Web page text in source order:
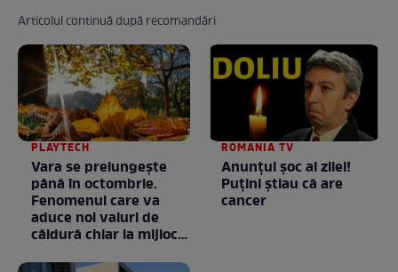
Articolul continuă după recomandări
PLAYTECH
Vara se prelungeşte
până în octombrie.
Fenomenul care va
aduce noi valuri de
căldură chiar la mijlocul
ROMANIA TV
Anunţul şoc al zilei!
Puţini ştiau că are
cancer